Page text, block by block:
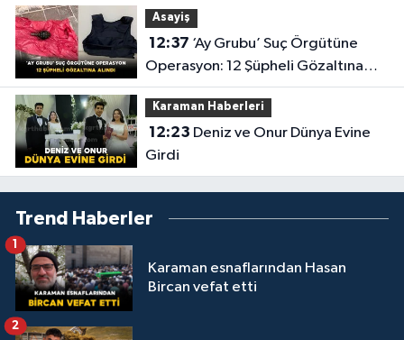
Asayiş
12:37
Operasyon: 12 Şüpheli Gözaltına
Alındı
Karaman Haberleri
12:23
Girdi
Trend Haberler
Karaman esnaflarından Hasan
Bircan vefat etti
1
2